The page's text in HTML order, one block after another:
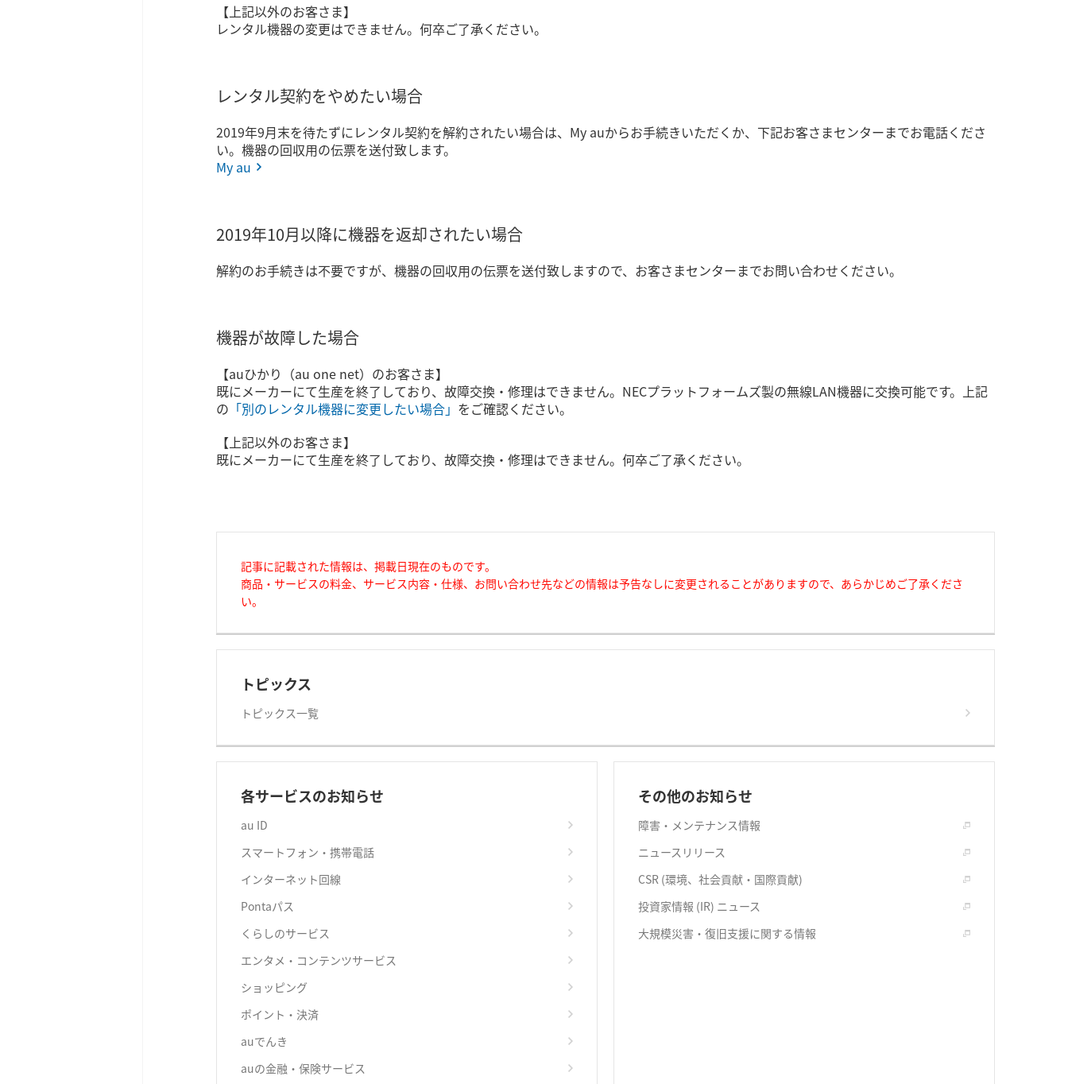
【上記以外のお客さま】
レンタル機器の変更はできません。何卒ご了承ください。
レンタル契約をやめたい場合
2019年9月末を待たずにレンタル契約を解約されたい場合は、My auからお手続きいただくか、下記お客さまセンターまでお電話くださ
い。機器の回収用の伝票を送付致します。
My au
2019年10月以降に機器を返却されたい場合
解約のお手続きは不要ですが、機器の回収用の伝票を送付致しますので、お客さまセンターまでお問い合わせください。
機器が故障した場合
【auひかり（au one net）のお客さま】
既にメーカーにて生産を終了しており、故障交換・修理はできません。NECプラットフォームズ製の無線LAN機器に交換可能です。上記
の 「別のレンタル機器に変更したい場合」 をご確認ください。
【上記以外のお客さま】
既にメーカーにて生産を終了しており、故障交換・修理はできません。何卒ご了承ください。
記事に記載された情報は、掲載日現在のものです。
商品・サービスの料金、サービス内容・仕様、お問い合わせ先などの情報は予告なしに変更されることがありますので、あらかじめご了承くださ
い。
トピックス
トピックス一覧
各サービスのお知らせ
au ID
スマートフォン・携帯電話
インターネット回線
Pontaパス
くらしのサービス
エンタメ・コンテンツサービス
ショッピング
ポイント・決済
auでんき
auの金融・保険サービス
その他のお知らせ
障害・メンテナンス情報
ニュースリリース
CSR (環境、社会貢献・国際貢献)
投資家情報 (IR) ニュース
大規模災害・復旧支援に関する情報